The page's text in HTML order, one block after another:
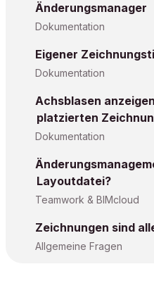
Änderungsmanager
Dokumentation
Eigener
Dokumentation
Achsblasen
platzierten
Dokumentation
Layoutdatei?
Teamwork & BIMcloud
Zeichnungen sind
Allgemeine Fragen